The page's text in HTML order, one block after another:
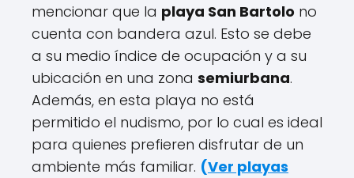
mencionar que la playa San Bartolo no
cuenta con bandera azul. Esto se debe
a su medio índice de ocupación y a su
ubicación en una zona semiurbana.
Además, en esta playa no está
permitido el nudismo, por lo cual es ideal
para quienes prefieren disfrutar de un
ambiente más familiar. (Ver playas